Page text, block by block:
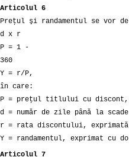
Articolul 6
Preţul şi randamentul se vor
d x r
P = 1 -
360
Y = r/P,
în care:
P = preţul titlului cu discont,
d = număr de zile până la
r = rata discontului, exprimată
Y = randamentul, exprimat cu
Articolul 7